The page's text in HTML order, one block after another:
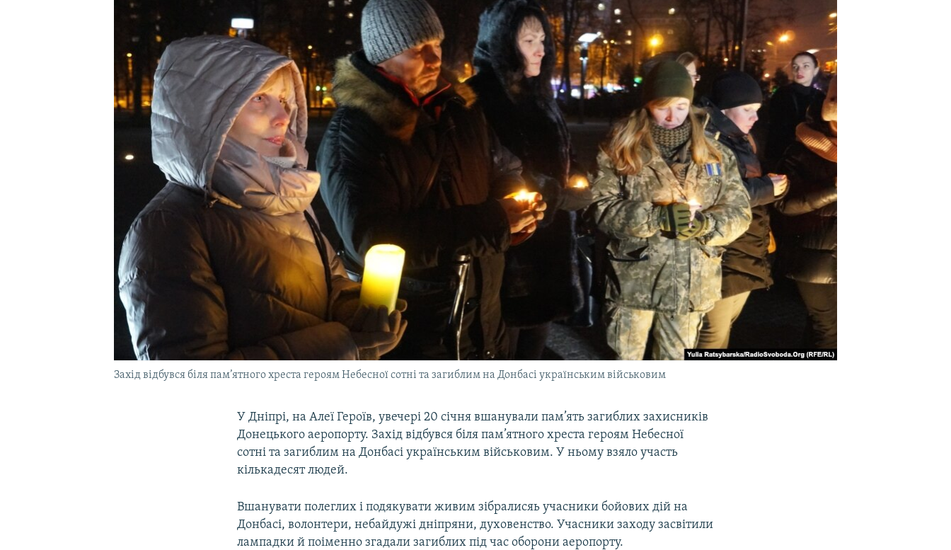
УКРАЇНСЬКА ПРОБЛЕМА КРИМУ
Захід відбувся біля пам’ятного хреста героям Небесної сотні та загиблим на Донбасі українським військовим
У Дніпрі, на Алеї Героїв, увечері 20 січня вшанували пам’ять загиблих захисників
Донецького аеропорту. Захід відбувся біля пам’ятного хреста героям Небесної
сотні та загиблим на Донбасі українським військовим. У ньому взяло участь
кількадесят людей.
Вшанувати полеглих і подякувати живим зібралисяь учасники бойових дій на
Донбасі, волонтери, небайдужі дніпряни, духовенство. Учасники заходу засвітили
лампадки й поіменно згадали загиблих під час оборони аеропорту.